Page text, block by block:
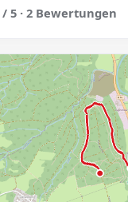
/ 5 · 2 Bewertungen